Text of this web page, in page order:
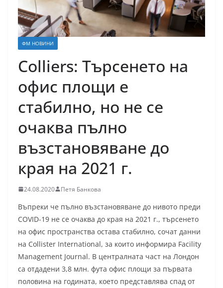
ФМ НОВИНИ
Colliers: Търсенето на
офис площи е
стабилно, но не се
очаква пълно
възстановяване до
края на 2021 г.
24.08.2020 Петя Банкова
Въпреки че пълно възстановяване до нивото преди
COVID-19 не се очаква до края на 2021 г., търсенето
на офис пространства остава стабилно, сочат данни
на Collister International, за които информира Facility
Management Journal. В централната част на Лондон
са отдадени 3,8 млн. фута офис площи за първата
половина на годината, което представлява спад от